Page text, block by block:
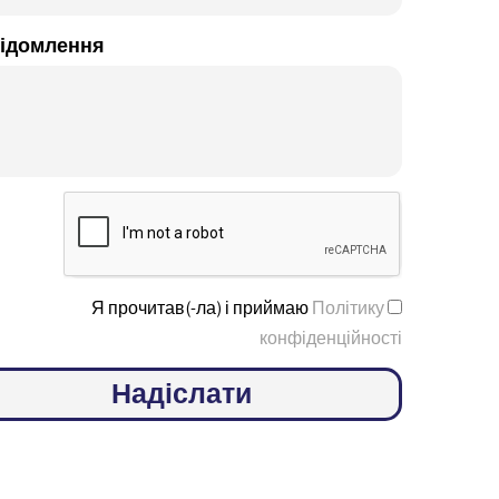
Я прочитав(-ла) і приймаюПолітику
конфіденційності
Надіслати